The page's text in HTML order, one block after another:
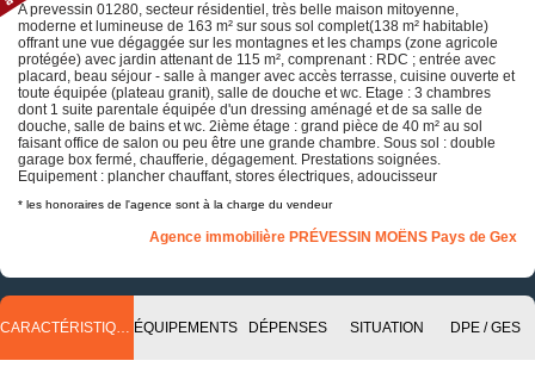
A prevessin 01280, secteur résidentiel, très belle maison mitoyenne,
moderne et lumineuse de 163 m² sur sous sol complet(138 m² habitable)
offrant une vue dégaggée sur les montagnes et les champs (zone agricole
protégée) avec jardin attenant de 115 m², comprenant : RDC ; entrée avec
placard, beau séjour - salle à manger avec accès terrasse, cuisine ouverte et
toute équipée (plateau granit), salle de douche et wc. Etage : 3 chambres
dont 1 suite parentale équipée d'un dressing aménagé et de sa salle de
douche, salle de bains et wc. 2ième étage : grand pièce de 40 m² au sol
faisant office de salon ou peu être une grande chambre. Sous sol : double
garage box fermé, chaufferie, dégagement. Prestations soignées.
Equipement : plancher chauffant, stores électriques, adoucisseur
* les honoraires de l'agence sont à la charge du vendeur
Agence immobilière PRÉVESSIN MOËNS Pays de Gex
CARACTÉRISTIQUES ÉQUIPEMENTS DÉPENSES SITUATION DPE / GES